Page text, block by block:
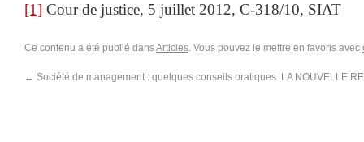
[1] Cour de justice, 5 juillet 2012, C-318/10, SIAT
Ce contenu a été publié dansArticles. Vous pouvez le mettre en favoris avec
← Société de management : quelques conseils pratiques LA NOUVELLE